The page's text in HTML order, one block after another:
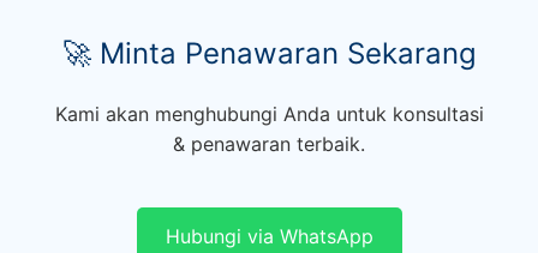
🚀 Minta Penawaran Sekarang
Kami akan menghubungi Anda untuk konsultasi
& penawaran terbaik.
Hubungi via WhatsApp